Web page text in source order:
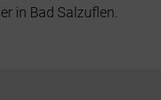
in Bad Salzuflen.